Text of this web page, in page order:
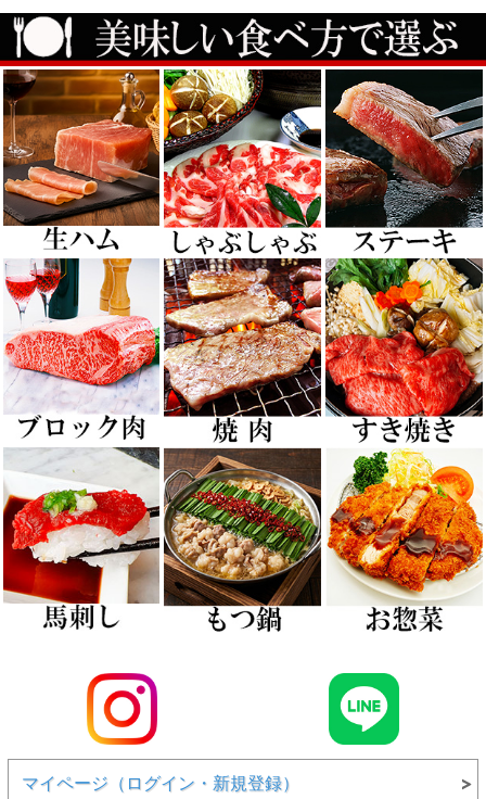
マイページ（ログイン・新規登録）